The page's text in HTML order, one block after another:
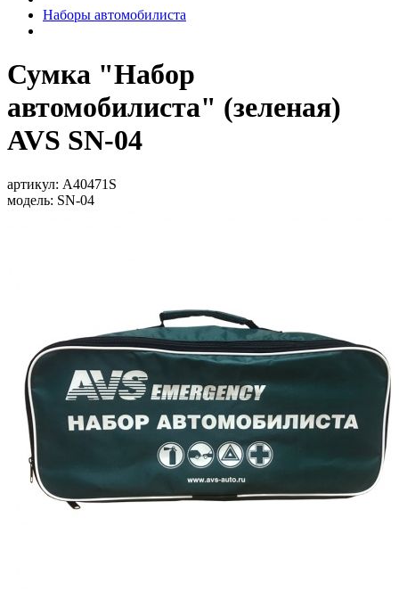
Наборы автомобилиста
Сумка "Набор
автомобилиста" (зеленая)
AVS SN-04
артикул: A40471S
модель: SN-04